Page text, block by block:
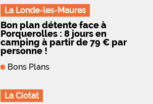
La Londe-les-Maures
Bon plan détente face à
Porquerolles : 8 jours en
camping à partir de 79 € par
personne !
Bons Plans
La Ciotat